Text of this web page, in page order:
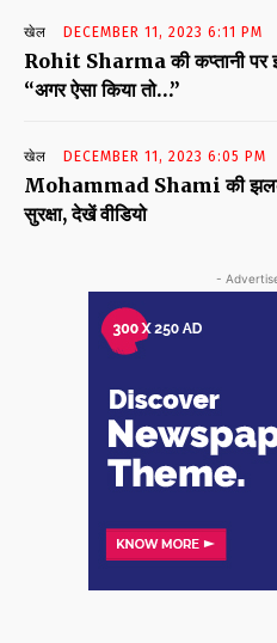
खेल DECEMBER 11, 2023 6:11 PM
Rohit Sharma की कप्तानी पर
“अगर ऐसा किया तो…”
खेल DECEMBER 11, 2023 6:05 PM
Mohammad Shami की झलक
सुरक्षा, देखें वीडियो
-